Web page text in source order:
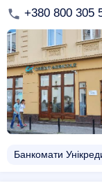
+380 800 305
Банкомати